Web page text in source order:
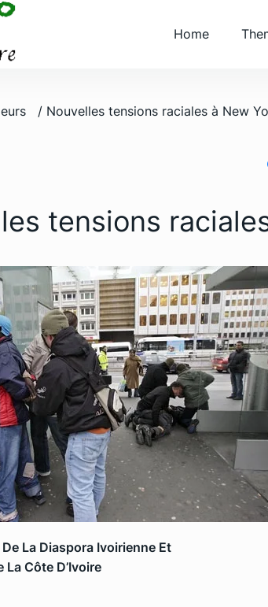
Home
/ Nouvelles tensions raciales à New
tensions
La Diaspora Ivoirienne Et
Côte D’Ivoire